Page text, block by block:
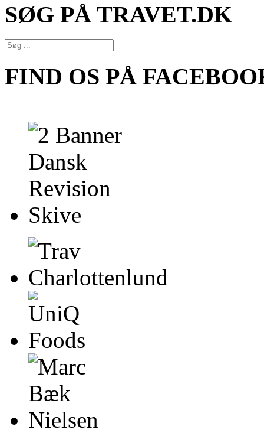
SØG PÅ TRAVET.DK
FIND OS PÅ